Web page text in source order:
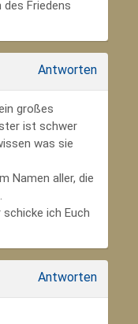
Friedens
Antworten
großes
ist schwer
was sie
Namen aller, die
ich Euch
Antworten